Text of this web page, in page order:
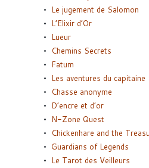
Le jugement de Salomon
L’Elixir d’Or
Lueur
Chemins Secrets
Fatum
Les aventures du capitaine
Chasse anonyme
D’encre et d’or
N-Zone Quest
Chickenhare and the
Guardians of Legends
Le Tarot des Veilleurs